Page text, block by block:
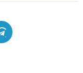
Telegram